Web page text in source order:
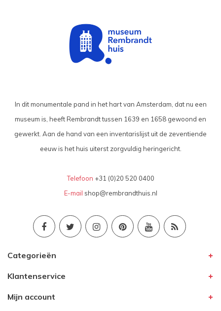
In dit monumentale pand in het hart van Amsterdam, dat nu een
museum is, heeft Rembrandt tussen 1639 en 1658 gewoond en
gewerkt. Aan de hand van een inventarislijst uit de zeventiende
eeuw is het huis uiterst zorgvuldig heringericht.
Telefoon +31 (0)20 520 0400
E-mail shop@rembrandthuis.nl
Categorieën
Klantenservice
Mijn account